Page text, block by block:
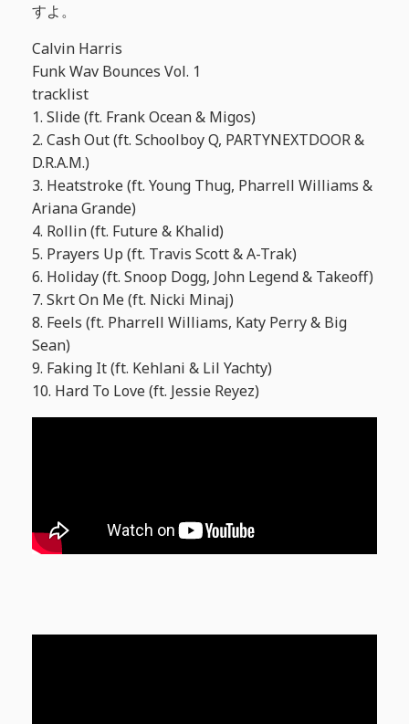
すよ。
Calvin Harris
Funk Wav Bounces Vol. 1
tracklist
1. Slide (ft. Frank Ocean & Migos)
2. Cash Out (ft. Schoolboy Q, PARTYNEXTDOOR &
D.R.A.M.)
3. Heatstroke (ft. Young Thug, Pharrell Williams &
Ariana Grande)
4. Rollin (ft. Future & Khalid)
5. Prayers Up (ft. Travis Scott & A-Trak)
6. Holiday (ft. Snoop Dogg, John Legend & Takeoff)
7. Skrt On Me (ft. Nicki Minaj)
8. Feels (ft. Pharrell Williams, Katy Perry & Big
Sean)
9. Faking It (ft. Kehlani & Lil Yachty)
10. Hard To Love (ft. Jessie Reyez)